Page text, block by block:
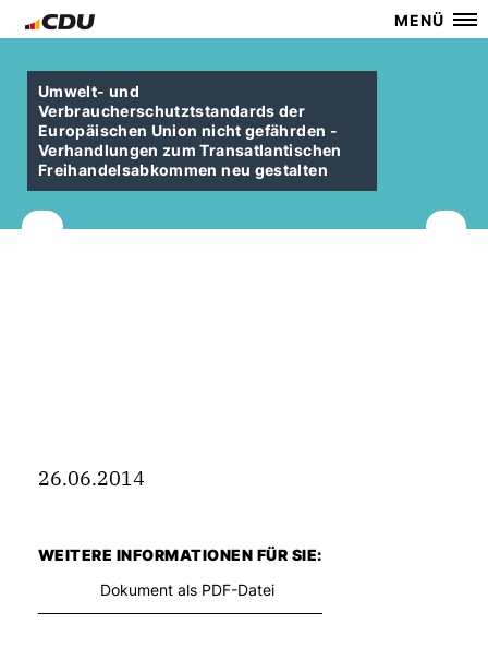
MENÜ
Umwelt- und
Verbraucherschutztstandards der
Europäischen Union nicht gefährden -
Verhandlungen zum Transatlantischen
Freihandelsabkommen neu gestalten
26.06.2014
WEITERE INFORMATIONEN FÜR SIE:
Dokument als PDF-Datei